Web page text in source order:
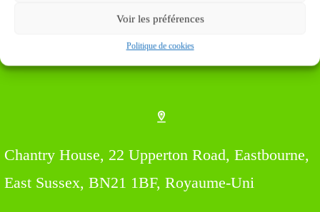
Voir les préférences
Politique de cookies
Chantry House, 22 Upperton Road, Eastbourne,
East Sussex, BN21 1BF, Royaume-Uni